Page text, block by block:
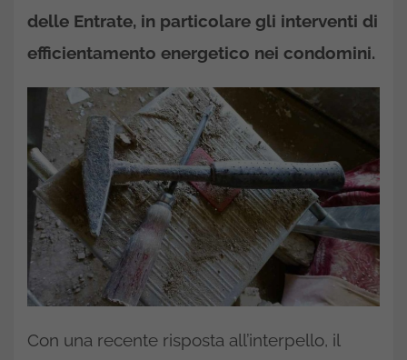
delle Entrate, in particolare gli interventi di
efficientamento energetico nei condomini.
Con una recente risposta all’interpello, il